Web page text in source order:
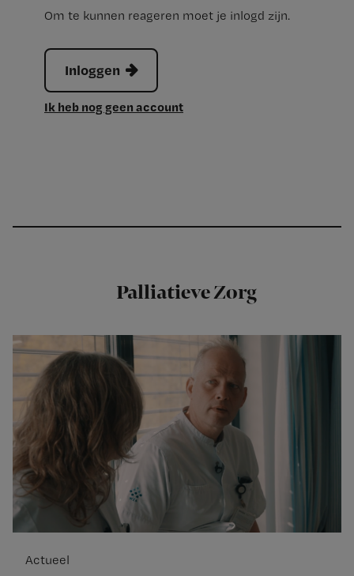
Om te kunnen reageren moet je inlogd zijn.
Inloggen
Ik heb nog geen account
Palliatieve Zorg
Actueel